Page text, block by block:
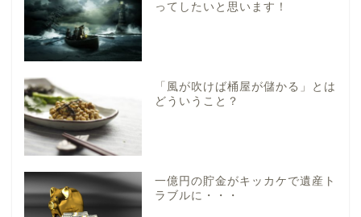
ってしたいと思います！
「風が吹けば桶屋が儲かる」とは
どういうこと？
一億円の貯金がキッカケで遺産ト
ラブルに・・・